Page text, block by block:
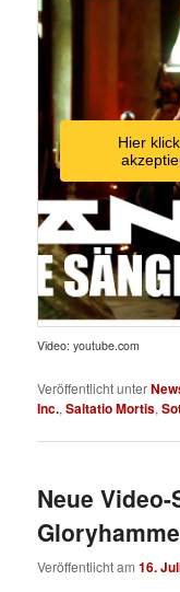
Hier
Video: youtube.com
Veröffentlicht unter
Inc.,Saltatio Mortis,
Neue
Veröffentlicht am16.